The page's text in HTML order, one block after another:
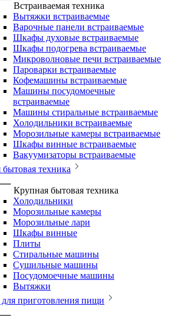
Встраиваемая техника
Вытяжки встраиваемые
Варочные панели встраиваемые
Шкафы духовые встраиваемые
Шкафы подогрева встраиваемые
Микроволновые печи встраиваемые
Пароварки встраиваемые
Кофемашины встраиваемые
Машины посудомоечные
встраиваемые
Машины стиральные встраиваемые
Холодильники встраиваемые
Морозильные камеры встраиваемые
Шкафы винные встраиваемые
Вакуумизаторы встраиваемые
техника
Крупная бытовая техника
Холодильники
Морозильные камеры
Морозильные лари
Шкафы винные
Плиты
Стиральные машины
Сушильные машины
Посудомоечные машины
Вытяжки
приготовления пищи